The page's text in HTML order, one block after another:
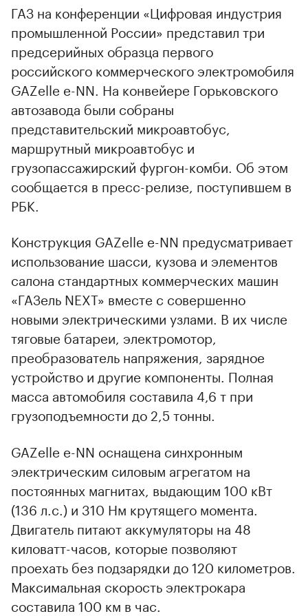
ГАЗ на конференции «Цифровая индустрия
промышленной России» представил три
предсерийных образца первого
российского коммерческого электромобиля
GAZelle e-NN. На конвейере Горьковского
автозавода были собраны
представительский микроавтобус,
маршрутный микроавтобус и
грузопассажирский фургон-комби. Об этом
сообщается в пресс-релизе, поступившем в
РБК.
Конструкция GAZelle e-NN предусматривает
использование шасси, кузова и элементов
салона стандартных коммерческих машин
«ГАЗель NEXT» вместе с совершенно
новыми электрическими узлами. В их числе
тяговые батареи, электромотор,
преобразователь напряжения, зарядное
устройство и другие компоненты. Полная
масса автомобиля составила 4,6 т при
грузоподъемности до 2,5 тонны.
00:00 / 00:00
GAZelle e-NN оснащена синхронным
электрическим силовым агрегатом на
постоянных магнитах, выдающим 100 кВт
(136 л.с.) и 310 Нм крутящего момента.
Двигатель питают аккумуляторы на 48
киловатт-часов, которые позволяют
проехать без подзарядки до 120 километров.
Максимальная скорость электрокара
составила 100 км в час.